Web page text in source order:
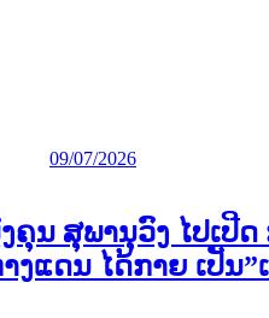
09/07/2026
ນ ສຸພານຸວົງ ໄປເປີ
ງແດນ ໄດ້ກາຍ ເປັນ